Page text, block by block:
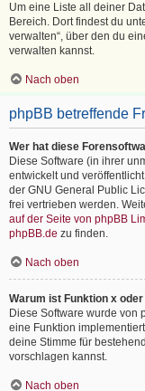
Um eine Liste all deiner
Bereich. Dort findest du
verwalten“, über den du
verwalten kannst.
Nach oben
phpBB betreffende
Wer hat diese
Diese Software (in ihrer
entwickelt und
der GNU General Public
frei vertrieben werden.
auf der Seite von phpBB
phpBB.de zu finden.
Nach oben
Warum ist Funktion x
Diese Software wurde von
eine Funktion
deine Stimme für
vorschlagen kannst.
Nach oben